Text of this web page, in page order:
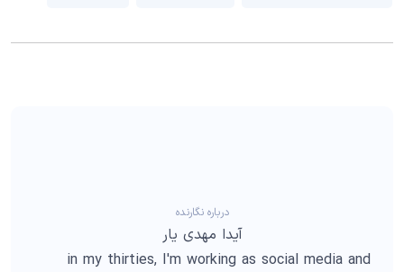
درباره نگارنده
آیدا مهدی یار
in my thirties, I'm working as social media and